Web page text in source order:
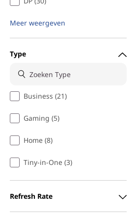
Meer weergeven
Type
Business (21)
Gaming (5)
Home (8)
Tiny-in-One (3)
Refresh Rate